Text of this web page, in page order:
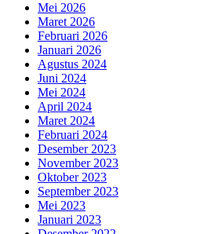
Mei 2026
Maret 2026
Februari 2026
Januari 2026
Agustus 2024
Juni 2024
Mei 2024
April 2024
Maret 2024
Februari 2024
Desember 2023
November 2023
Oktober 2023
September 2023
Mei 2023
Januari 2023